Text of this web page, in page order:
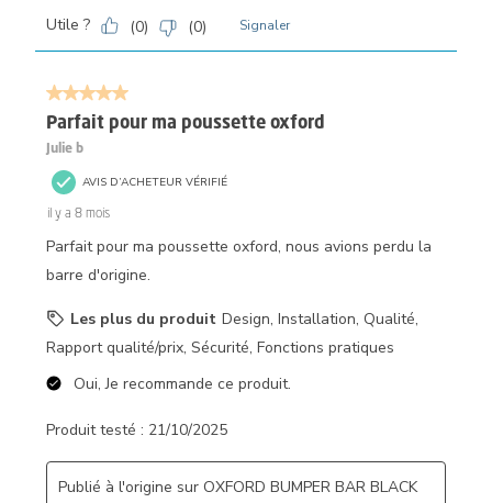
Utile ? (0) (0) Signaler
5 sur 5 étoiles.
Parfait pour ma poussette oxford
Julie b
AVIS D’ACHETEUR VÉRIFIÉ
il y a 8 mois
Parfait pour ma poussette oxford, nous avions perdu la
barre d'origine.
Les plus du produit Design, Installation, Qualité,
Rapport qualité/prix, Sécurité, Fonctions pratiques
Oui, Je recommande ce produit.
Produit testé : 21/10/2025
Publié à l'origine sur OXFORD BUMPER BAR BLACK